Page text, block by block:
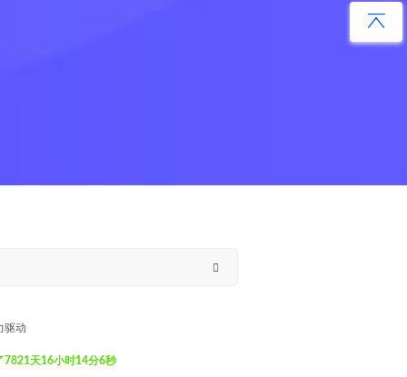
驱动
7821天16小时14分7秒